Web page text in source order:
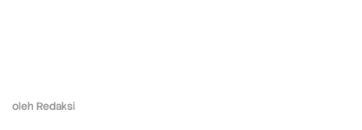
oleh Redaksi